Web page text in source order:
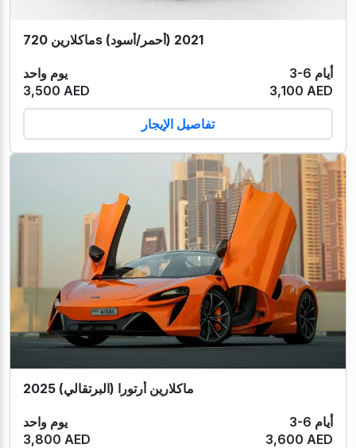
ماكلارين 720s (أحمر/أسود) 2021
يوم واحد
3-6 أيام
3,500 AED
3,100 AED
تفاصيل الإيجار
ماكلارين أرتورا (البرتقالي) 2025
يوم واحد
3-6 أيام
3,800 AED
3,600 AED